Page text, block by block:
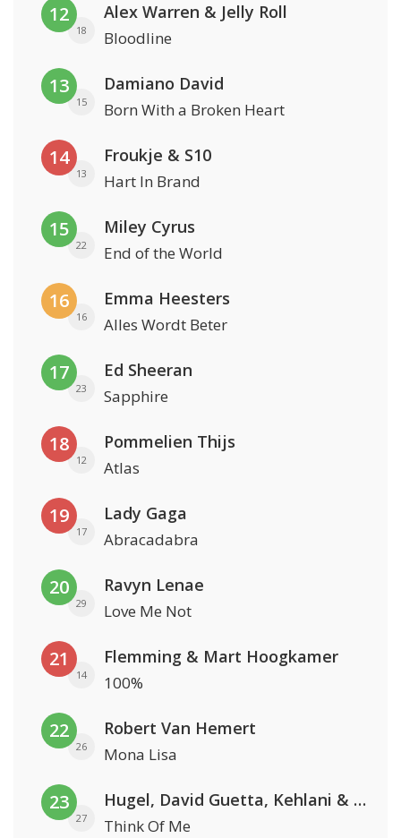
12
18
Alex Warren & Jelly Roll
Bloodline
13
15
Damiano David
Born With a Broken Heart
14
13
Froukje & S10
Hart In Brand
15
22
Miley Cyrus
End of the World
16
16
Emma Heesters
Alles Wordt Beter
17
23
Ed Sheeran
Sapphire
18
12
Pommelien Thijs
Atlas
19
17
Lady Gaga
Abracadabra
20
29
Ravyn Lenae
Love Me Not
21
14
Flemming & Mart Hoogkamer
100%
22
26
Robert Van Hemert
Mona Lisa
23
27
Hugel, David Guetta, Kehlani & Daecolm
Think Of Me